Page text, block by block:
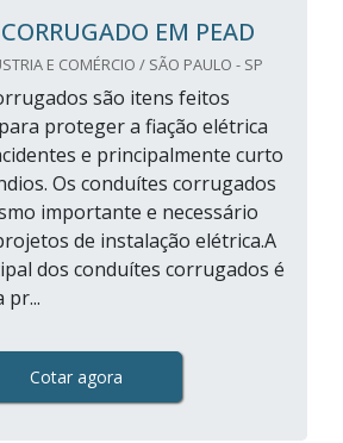
EM PEAD
E COMÉRCIO / SÃO PAULO - SP
são itens feitos
proteger a fiação elétrica
e principalmente curto
Os conduítes corrugados
importante e necessário
de instalação elétrica.A
dos conduítes corrugados é
pr...
Cotar agora